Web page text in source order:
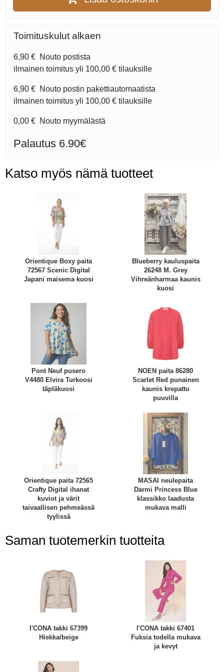
Toimituskulut alkaen
6,90 € Nouto postista
ilmainen toimitus yli 100,00 € tilauksille
6,90 € Nouto postin pakettiautomaatista
ilmainen toimitus yli 100,00 € tilauksille
0,00 € Nouto myymälästä
Palautus 6.90€
Katso myös nämä tuotteet
Orientique Boxy paita
72567 Scenic Digital
Japani maisema kuosi
Blueberry kauluspaita
26248 M. Grey
Vihreänharmaa kaunis
kuosi
Pont Neuf pusero
V4480 Elvira Turkoosi
täpläkuosi
NOEN paita 86280
Scarlet Red punainen
kaunis krepattu
puuvilla
Orientique paita 72565
Crafty Digital ihanat
kuviot ja värit
taivaallisen pehmeässä
tyylissä
MASAI neulepaita
Darmi Princess Blue
klassikko laadusta
mukava malli
Saman tuotemerkin tuotteita
I'CONA takki 67399
Hiekka/beige
I'CONA takki 67401
Fuksia todella mukava
ja kevyt